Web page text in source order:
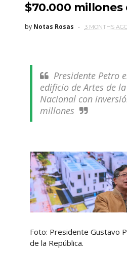
$70.000 millones
by Notas Rosas 3 MONTHS
Presidente Petro
edificio de Artes de
Nacional con
millones
Foto: Presidente Gustavo
de la República.